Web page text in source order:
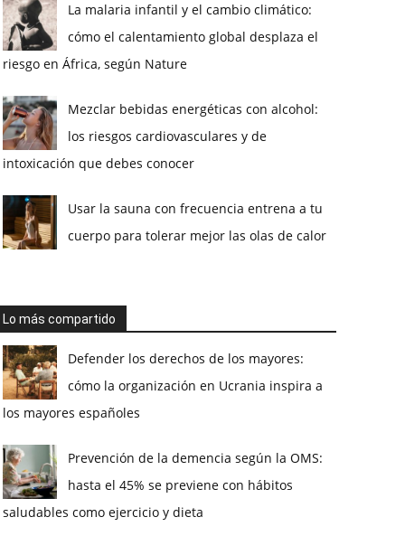
La malaria infantil y el cambio climático:
cómo el calentamiento global desplaza el
riesgo en África, según Nature
Mezclar bebidas energéticas con alcohol:
los riesgos cardiovasculares y de
intoxicación que debes conocer
Usar la sauna con frecuencia entrena a tu
cuerpo para tolerar mejor las olas de calor
Lo más compartido
Defender los derechos de los mayores:
cómo la organización en Ucrania inspira a
los mayores españoles
Prevención de la demencia según la OMS:
hasta el 45% se previene con hábitos
saludables como ejercicio y dieta